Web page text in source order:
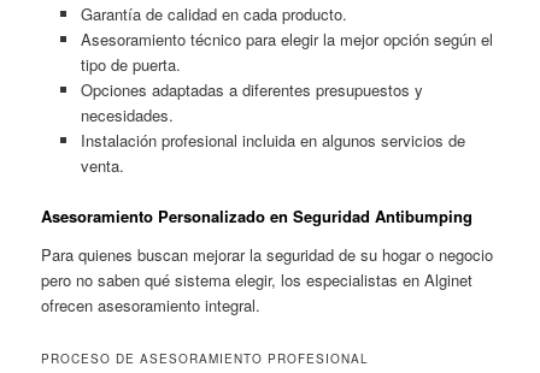
Garantía de calidad en cada producto.
Asesoramiento técnico para elegir la mejor opción según el
tipo de puerta.
Opciones adaptadas a diferentes presupuestos y
necesidades.
Instalación profesional incluida en algunos servicios de
venta.
Asesoramiento Personalizado en Seguridad Antibumping
Para quienes buscan mejorar la seguridad de su hogar o negocio
pero no saben qué sistema elegir, los especialistas en Alginet
ofrecen asesoramiento integral.
PROCESO DE ASESORAMIENTO PROFESIONAL